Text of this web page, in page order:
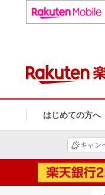
はじめての方へ
キャン